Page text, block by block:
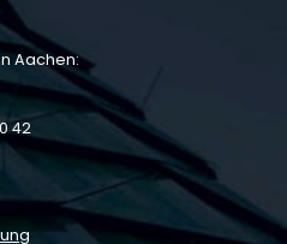
Aachen:
42